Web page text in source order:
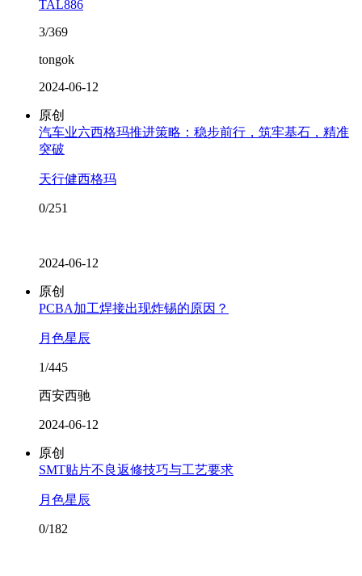
TAL886
3/369
tongok
2024-06-12
原创
汽车业六西格玛推进策略：稳步前行，筑牢基石，精准
突破
天行健西格玛
0/251
2024-06-12
原创
PCBA加工焊接出现炸锡的原因？
月色星辰
1/445
西安西驰
2024-06-12
原创
SMT贴片不良返修技巧与工艺要求
月色星辰
0/182